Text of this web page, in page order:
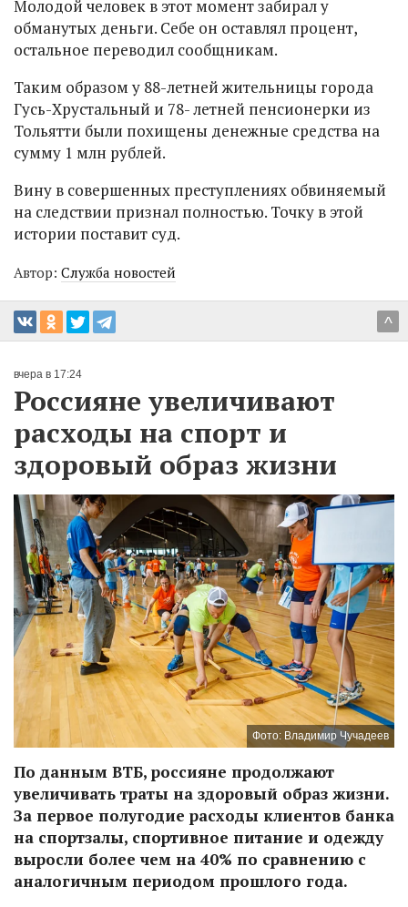
Молодой человек в этот момент забирал у
обманутых деньги. Себе он оставлял процент,
остальное переводил сообщникам.
Таким образом у 88-летней жительницы города
Гусь-Хрустальный и 78- летней пенсионерки из
Тольятти были похищены денежные средства на
сумму 1 млн рублей.
Вину в совершенных преступлениях обвиняемый
на следствии признал полностью. Точку в этой
истории поставит суд.
Автор: Служба новостей
^
вчера в 17:24
Россияне увеличивают
расходы на спорт и
здоровый образ жизни
Фото: Владимир Чучадеев
По данным ВТБ, россияне продолжают
увеличивать траты на здоровый образ жизни.
За первое полугодие расходы клиентов банка
на спортзалы, спортивное питание и одежду
выросли более чем на 40% по сравнению с
аналогичным периодом прошлого года.